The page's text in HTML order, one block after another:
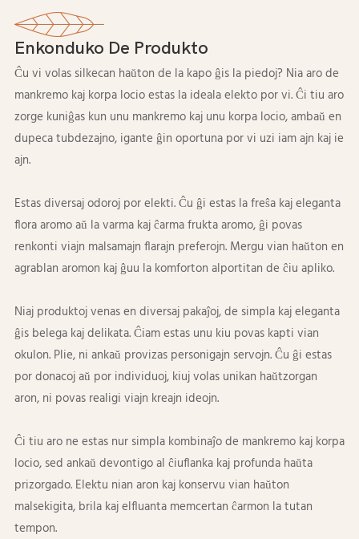
Enkonduko De Produkto
Ĉu vi volas silkecan haŭton de la kapo ĝis la piedoj? Nia aro de
mankremo kaj korpa locio estas la ideala elekto por vi. Ĉi tiu aro
zorge kuniĝas kun unu mankremo kaj unu korpa locio, ambaŭ en
dupeca tubdezajno, igante ĝin oportuna por vi uzi iam ajn kaj ie
ajn.
Estas diversaj odoroj por elekti. Ĉu ĝi estas la freŝa kaj eleganta
flora aromo aŭ la varma kaj ĉarma frukta aromo, ĝi povas
renkonti viajn malsamajn flarajn preferojn. Mergu vian haŭton en
agrablan aromon kaj ĝuu la komforton alportitan de ĉiu apliko.
Niaj produktoj venas en diversaj pakaĵoj, de simpla kaj eleganta
ĝis belega kaj delikata. Ĉiam estas unu kiu povas kapti vian
okulon. Plie, ni ankaŭ provizas personigajn servojn. Ĉu ĝi estas
por donacoj aŭ por individuoj, kiuj volas unikan haŭtzorgan
aron, ni povas realigi viajn kreajn ideojn.
Ĉi tiu aro ne estas nur simpla kombinaĵo de mankremo kaj korpa
locio, sed ankaŭ devontigo al ĉiuflanka kaj profunda haŭta
prizorgado. Elektu nian aron kaj konservu vian haŭton
malsekigita, brila kaj elfluanta memcertan ĉarmon la tutan
tempon.